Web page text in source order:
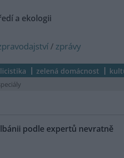
a ekologii
/ zprávy
zelená domácnost
podle expertů nevratně